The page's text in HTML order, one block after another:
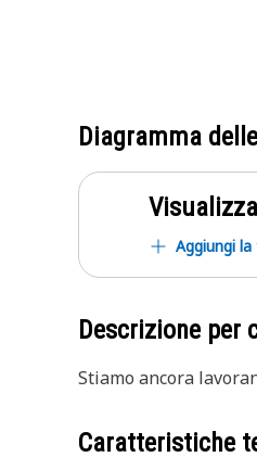
Diagramma
Aggiungi
Descrizione per
Stiamo ancora
Caratteristiche